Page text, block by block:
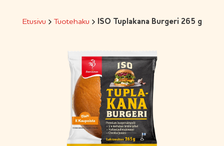
Etusivu Tuotehaku ISO Tuplakana Burgeri 265 g